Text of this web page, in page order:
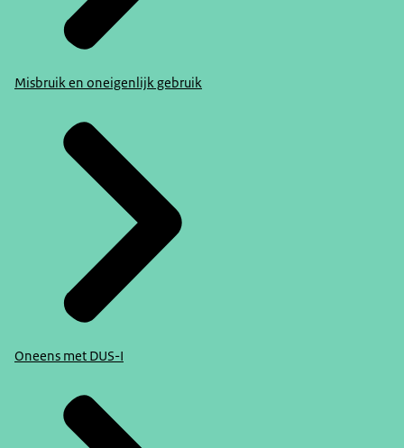
Misbruik en oneigenlijk gebruik
Oneens met DUS-I